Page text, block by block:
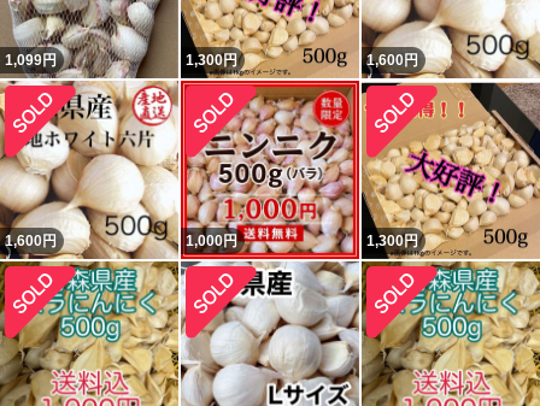
1,099円 1,300円 1,600円
1,600円 1,000円 1,300円